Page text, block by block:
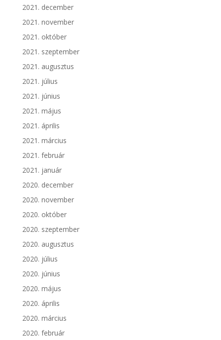
2021. december
2021. november
2021. október
2021. szeptember
2021. augusztus
2021. július
2021. június
2021. május
2021. április
2021. március
2021. február
2021. január
2020. december
2020. november
2020. október
2020. szeptember
2020. augusztus
2020. július
2020. június
2020. május
2020. április
2020. március
2020. február